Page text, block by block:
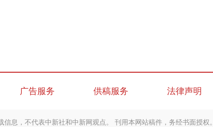
广告服务 供稿服务 法律声明
信息，不代表中新社和中新网观点。 刊用本网站稿件，务经书面授权。